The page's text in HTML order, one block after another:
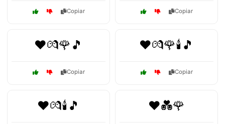
Copiar Copiar
❤️💏🌹🎵
Copiar
❤️💏🌹🕯️🎵
Copiar
❤️💏🕯️🎵 ❤️💑🌹